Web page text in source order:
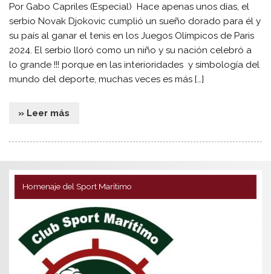
Por Gabo Capriles (Especial) Hace apenas unos días, el
serbio Novak Djokovic cumplió un sueño dorado para él y
su país al ganar el tenis en los Juegos Olímpicos de Paris
2024. El serbio lloró como un niño y su nación celebró a
lo grande !!! porque en las interioridades y simbología del
mundo del deporte, muchas veces es más […]
» Leer más
Homenaje del Sport Marítimo